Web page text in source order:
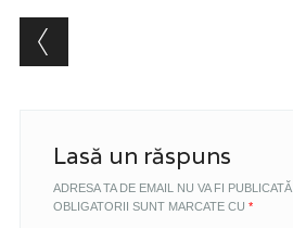
Post navigation
Lasă un răspuns
ADRESA TA DE EMAIL NU VA FI PUBLICATĂ.
OBLIGATORII SUNT MARCATE CU *